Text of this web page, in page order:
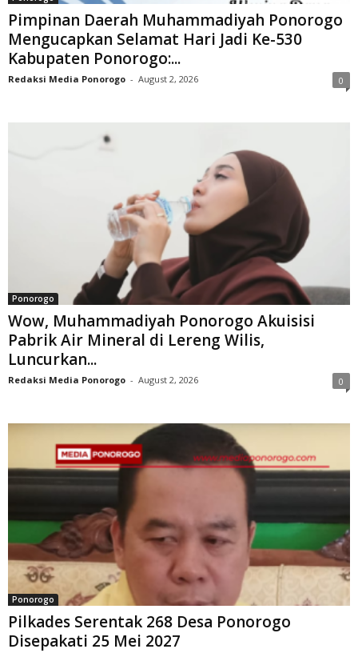
Pimpinan Daerah Muhammadiyah Ponorogo
Mengucapkan Selamat Hari Jadi Ke-530
Kabupaten Ponorogo:...
Redaksi Media Ponorogo - August 2, 2026 0
Ponorogo
Wow, Muhammadiyah Ponorogo Akuisisi
Pabrik Air Mineral di Lereng Wilis,
Luncurkan...
Redaksi Media Ponorogo - August 2, 2026 0
Ponorogo
Pilkades Serentak 268 Desa Ponorogo
Disepakati 25 Mei 2027